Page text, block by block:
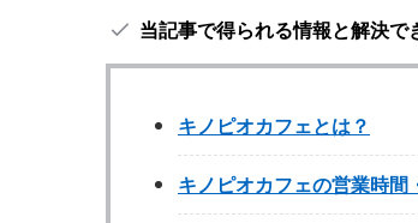
当記事で得られる情報と解決で
キノピオカフェとは？
キノピオカフェの営業時